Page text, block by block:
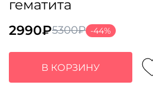
гематита
5300₽
Первоначальная
цена
составляла
5300₽.
2990₽
Текущая
цена:
2990₽.
-44%
В КОРЗИНУ